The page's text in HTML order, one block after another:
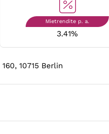
Mietrendite p. a.
3.41%
10715 Berlin